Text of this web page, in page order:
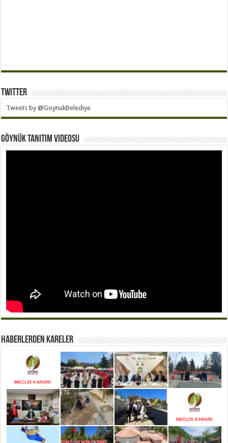
Twitter
Tweets by @GoynukBelediye
Göynük Tanıtım Videosu
Haberlerden Kareler